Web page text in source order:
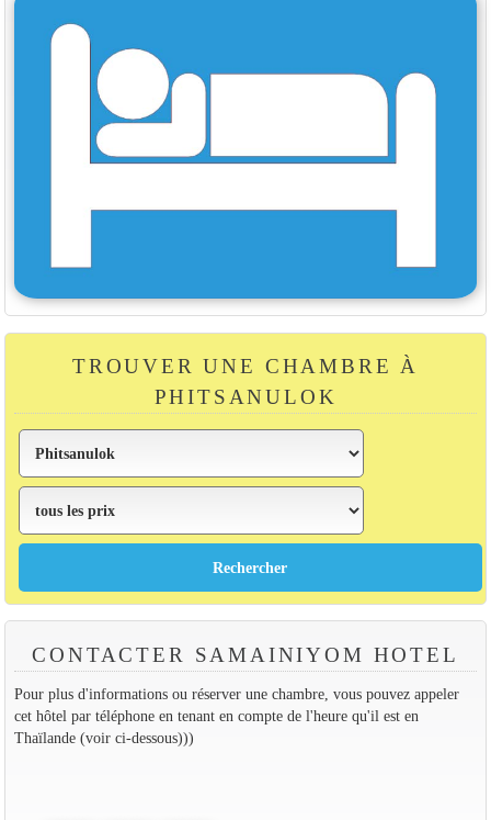
TROUVER UNE CHAMBRE À
PHITSANULOK
CONTACTER SAMAINIYOM HOTEL
Pour plus d'informations ou réserver une chambre, vous pouvez appeler
cet hôtel par téléphone en tenant en compte de l'heure qu'il est en
Thaïlande (voir ci-dessous)))